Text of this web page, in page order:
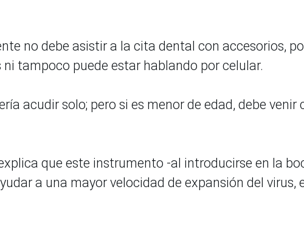
no debe asistir a la cita dental con accesorios,
tampoco puede estar hablando por celular.
acudir solo; pero si es menor de edad, debe venir
que este instrumento -al introducirse en la
a una mayor velocidad de expansión del virus,